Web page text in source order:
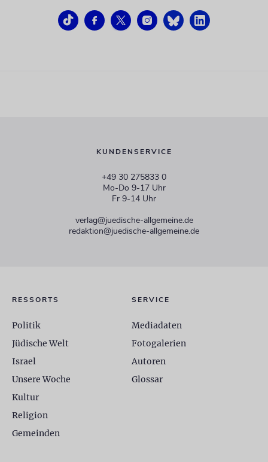
KUNDENSERVICE
+49 30 275833 0
Mo-Do 9-17 Uhr
Fr 9-14 Uhr
verlag@juedische-allgemeine.de
redaktion@juedische-allgemeine.de
RESSORTS
Politik
Jüdische Welt
Israel
Unsere Woche
Kultur
Religion
Gemeinden
SERVICE
Mediadaten
Fotogalerien
Autoren
Glossar